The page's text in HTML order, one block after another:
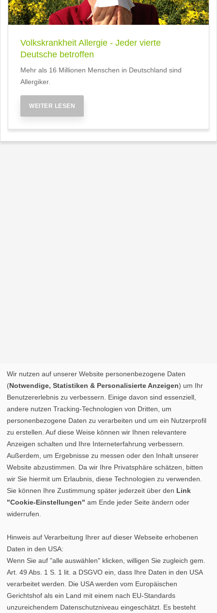
Volkskrankheit Allergie - Jeder vierte
Deutsche betroffen
Mehr als 16 Millionen Menschen in Deutschland sind
Allergiker.
WEITER LESEN
Wir nutzen auf unserer Website personenbezogene Daten
(Notwendige, Statistiken & Personalisierte Anzeigen) um Ihr
Benutzererlebnis zu verbessern. Einige davon sind essenziell,
andere nutzen Tracking-Technologien von Dritten, um
personenbezogene Daten zu verarbeiten und um ein Nutzerprofil
zu erstellen. Auf diese Weise können wir Ihnen relevantere
Anzeigen schalten und Ihre Interneterfahrung verbessern.
Außerdem, um Ergebnisse zu messen oder den Inhalt unserer
Website abzustimmen. Da wir Ihre Privatsphäre schätzen, bitten
wir Sie hiermit um Erlaubnis, diese Technologien zu verwenden.
Sie können Ihre Zustimmung später jederzeit über den Link
"Cookie-Einstellungen" am Ende jeder Seite ändern oder
widerrufen.
Hinweis auf Verarbeitung Ihrer auf dieser Webseite erhobenen
Daten in den USA:
Wenn Sie auf "alle auswählen" klicken, willigen Sie zugleich gem.
Art. 49 Abs. 1 S. 1 lit. a DSGVO ein, dass Ihre Daten in den USA
verarbeitet werden. Die USA werden vom Europäischen
Gerichtshof als ein Land mit einem nach EU-Standards
unzureichendem Datenschutzniveau eingeschätzt. Es besteht